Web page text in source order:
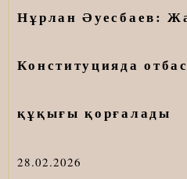
Нұрлан Әуесбаев:
Конституцияда
құқығы қорғалады
28.02.2026